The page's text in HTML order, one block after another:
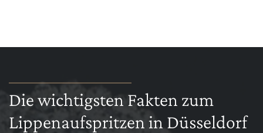
Die wichtigsten Fakten zum
Lippenaufspritzen in Düsseldorf